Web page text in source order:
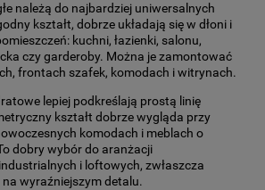
należą do najbardziej uniwersalnych
kształt, dobrze układają się w dłoni i
kuchni, łazienki, salonu,
czy garderoby. Można je zamontować
frontach szafek, komodach i witrynach.
lepiej podkreślają prostą linię
kształt dobrze wygląda przy
komodach i meblach o
dobry wybór do aranżacji
i loftowych, zwłaszcza
na wyraźniejszym detalu.